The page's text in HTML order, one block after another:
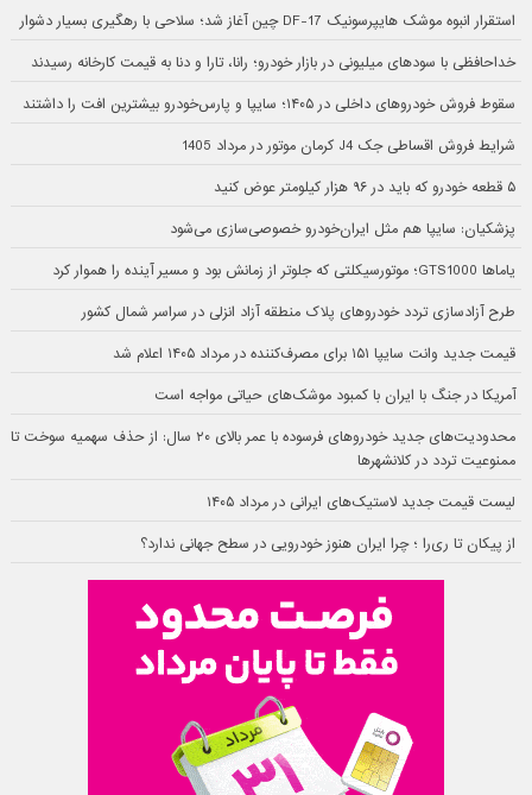
استقرار انبوه موشک هایپرسونیک DF-17 چین آغاز شد؛ سلاحی با رهگیری بسیار دشوار
خداحافظی با سودهای میلیونی در بازار خودرو؛ رانا، تارا و دنا به قیمت کارخانه رسیدند
سقوط فروش خودروهای داخلی در ۱۴۰۵؛ سایپا و پارس‌خودرو بیشترین افت را داشتند
شرایط فروش اقساطی جک J4 کرمان موتور در مرداد 1405
۵ قطعه خودرو که باید در ۹۶ هزار کیلومتر عوض کنید
پزشکیان: سایپا هم مثل ایران‌خودرو خصوصی‌سازی می‌شود
یاماها GTS1000؛ موتورسیکلتی که جلوتر از زمانش بود و مسیر آینده را هموار کرد
طرح آزادسازی تردد خودروهای پلاک منطقه آزاد انزلی در سراسر شمال کشور
قیمت جدید وانت سایپا ۱۵۱ برای مصرف‌کننده در مرداد ۱۴۰۵ اعلام شد
آمریکا در جنگ با ایران با کمبود موشک‌های حیاتی مواجه است
محدودیت‌های جدید خودروهای فرسوده با عمر بالای ۲۰ سال: از حذف سهمیه سوخت تا
ممنوعیت تردد در کلانشهرها
لیست قیمت جدید لاستیک‌های ایرانی در مرداد ۱۴۰۵
از پیکان تا ری‌را ؛ چرا ایران هنوز خودرویی در سطح جهانی ندارد؟